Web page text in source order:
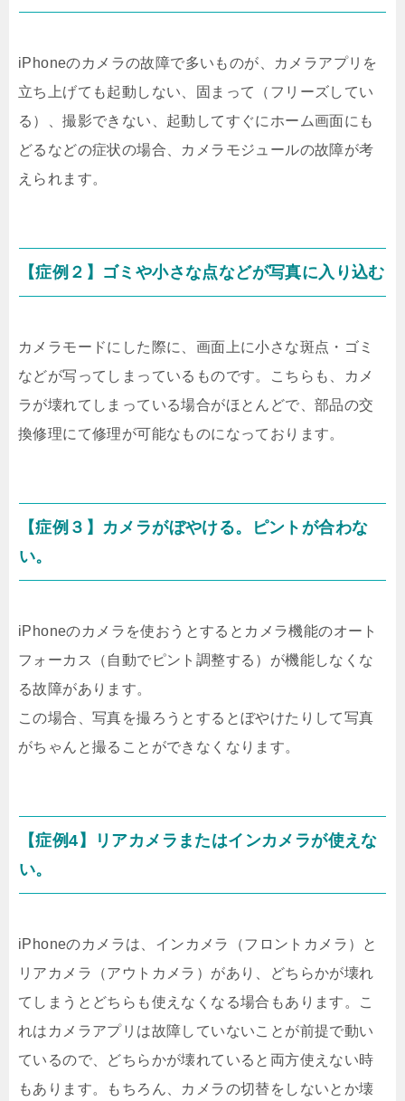
iPhoneのカメラの故障で多いものが、カメラアプリを
立ち上げても起動しない、固まって（フリーズしてい
る）、撮影できない、起動してすぐにホーム画面にも
どるなどの症状の場合、カメラモジュールの故障が考
えられます。
【症例２】ゴミや小さな点などが写真に入り込む
カメラモードにした際に、画面上に小さな斑点・ゴミ
などが写ってしまっているものです。こちらも、カメ
ラが壊れてしまっている場合がほとんどで、部品の交
換修理にて修理が可能なものになっております。
【症例３】カメラがぼやける。ピントが合わな
い。
iPhoneのカメラを使おうとするとカメラ機能のオート
フォーカス（自動でピント調整する）が機能しなくな
る故障があります。
この場合、写真を撮ろうとするとぼやけたりして写真
がちゃんと撮ることができなくなります。
【症例4】リアカメラまたはインカメラが使えな
い。
iPhoneのカメラは、インカメラ（フロントカメラ）と
リアカメラ（アウトカメラ）があり、どちらかが壊れ
てしまうとどちらも使えなくなる場合もあります。こ
れはカメラアプリは故障していないことが前提で動い
ているので、どちらかが壊れていると両方使えない時
もあります。もちろん、カメラの切替をしないとか壊